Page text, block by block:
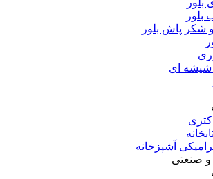
بلور
شکر پاش بلور
شیشه ای
آشپزخانه
و صنعتی